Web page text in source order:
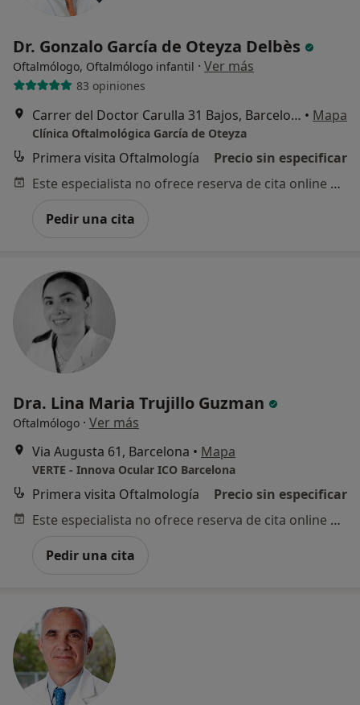
Dr. Gonzalo García de Oteyza Delbès
Oftalmólogo, Oftalmólogo infantil · Ver más
83 opiniones
Carrer del Doctor Carulla 31 Bajos, Barcelona • Mapa
Clínica Oftalmológica García de Oteyza
Primera visita Oftalmología
Precio sin especificar
Este especialista no ofrece reserva de cita online en esta dirección.
Pedir una cita
Dra. Lina Maria Trujillo Guzman
Oftalmólogo · Ver más
Via Augusta 61, Barcelona • Mapa
VERTE - Innova Ocular ICO Barcelona
Primera visita Oftalmología
Precio sin especificar
Este especialista no ofrece reserva de cita online en esta dirección.
Pedir una cita